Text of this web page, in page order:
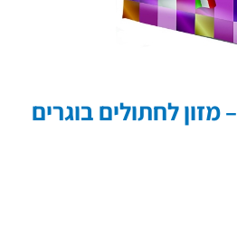
Monge Bwild – מזון לחתולים בוגרים